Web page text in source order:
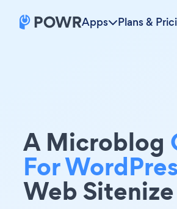
Apps Plans &
A Microblog
For
Web